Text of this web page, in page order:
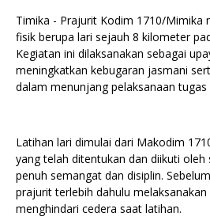
Timika - Prajurit Kodim 1710/Mimika
fisik berupa lari sejauh 8 kilometer
Kegiatan ini dilaksanakan sebagai
meningkatkan kebugaran jasmani
dalam menunjang pelaksanaan tugas
Latihan lari dimulai dari Makodim
yang telah ditentukan dan diikuti oleh
penuh semangat dan disiplin.
prajurit terlebih dahulu
menghindari cedera saat latihan.